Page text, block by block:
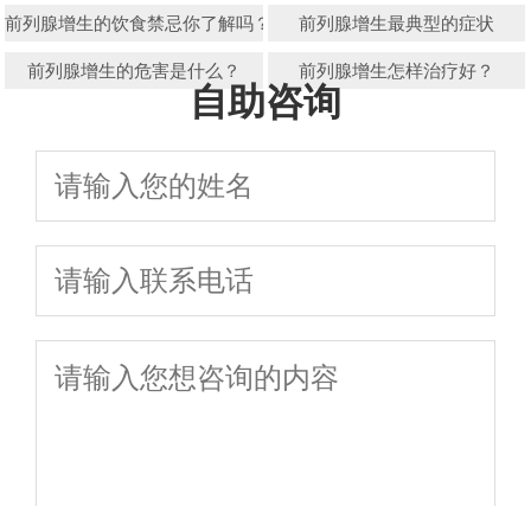
前列腺增生的饮食禁忌你了解吗？ 前列腺增生最典型的症状
前列腺增生的危害是什么？ 前列腺增生怎样治疗好？
自助咨询